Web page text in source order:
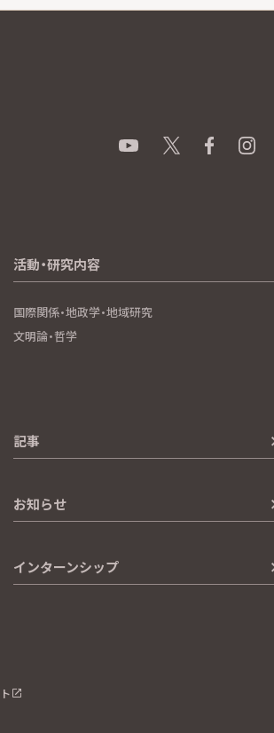
活動・研究内容
国際関係・地政学・地域研究
文明論・哲学
記事
お知らせ
インターンシップ